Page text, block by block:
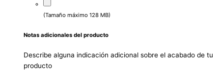
(Tamaño máximo 128 MB)
Notas adicionales del producto
Describe alguna indicación adicional sobre el acabado de tu
producto